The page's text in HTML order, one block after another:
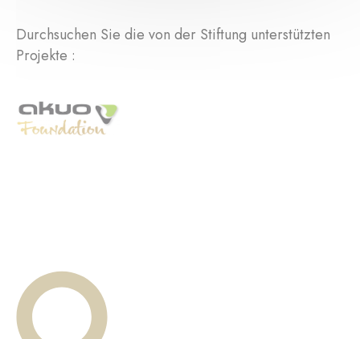
Durchsuchen Sie die von der Stiftung unterstützten
Projekte :